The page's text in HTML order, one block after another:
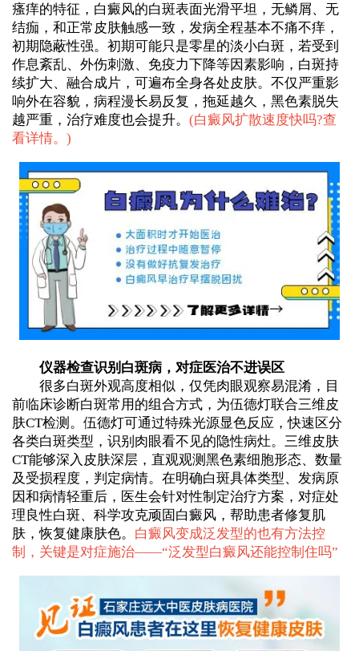
瘙痒的特征，白癜风的白斑表面光滑平坦，无鳞屑、无
结痂，和正常皮肤触感一致，发病全程基本不痛不痒，
初期隐蔽性强。初期可能只是零星的淡小白斑，若受到
作息紊乱、外伤刺激、免疫力下降等因素影响，白斑持
续扩大、融合成片，可遍布全身各处皮肤。不仅严重影
响外在容貌，病程漫长易反复，拖延越久，黑色素脱失
越严重，治疗难度也会提升。 (白癜风扩散速度快吗?查
看详情。 )
仪器检查识别白斑病，对症医治不进误区
很多白斑外观高度相似，仅凭肉眼观察易混淆，目
前临床诊断白斑常用的组合方式，为伍德灯联合三维皮
肤CT检测。伍德灯可通过特殊光源显色反应，快速区分
各类白斑类型，识别肉眼看不见的隐性病灶。三维皮肤
CT能够深入皮肤深层，直观观测黑色素细胞形态、数量
及受损程度，判定病情。在明确白斑具体类型、发病原
因和病情轻重后，医生会针对性制定治疗方案，对症处
理良性白斑、科学攻克顽固白癜风，帮助患者修复肌
肤，恢复健康肤色。 白癜风变成泛发型的也有方法控
制，关键是对症施治——“泛发型白癜风还能控制住吗”